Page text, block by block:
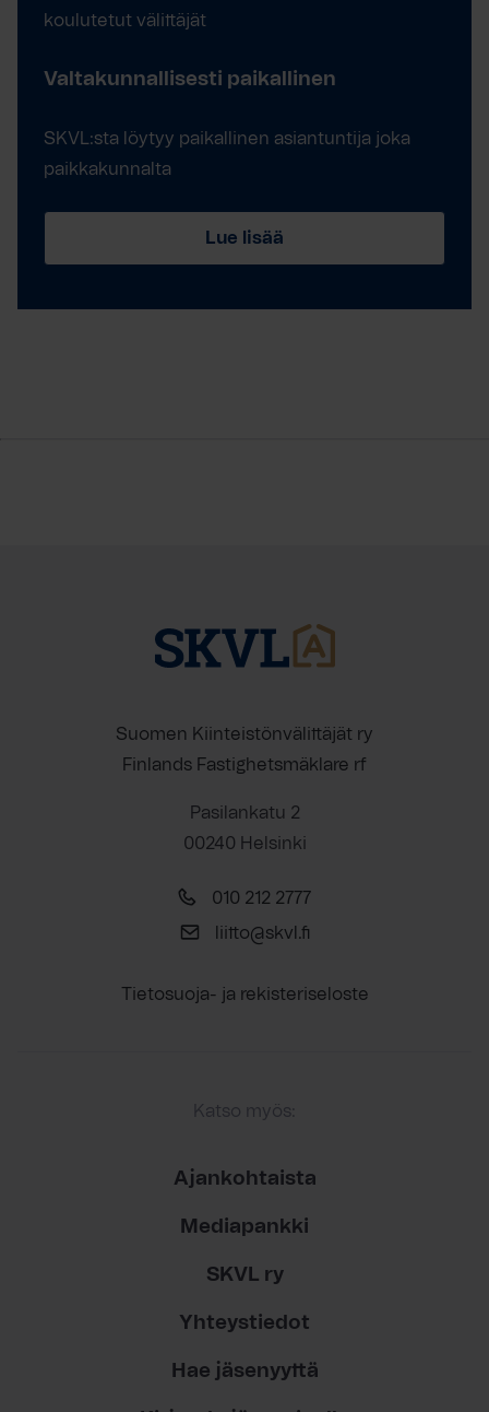
koulutetut välittäjät
Valtakunnallisesti paikallinen
SKVL:sta löytyy paikallinen asiantuntija joka
paikkakunnalta
Lue lisää
Suomen Kiinteistönvälittäjät ry
Finlands Fastighetsmäklare rf
Pasilankatu 2
00240 Helsinki
010 212 2777
liitto@skvl.fi
Tietosuoja- ja rekisteriseloste
Katso myös:
Ajankohtaista
Mediapankki
SKVL ry
Yhteystiedot
Hae jäsenyyttä